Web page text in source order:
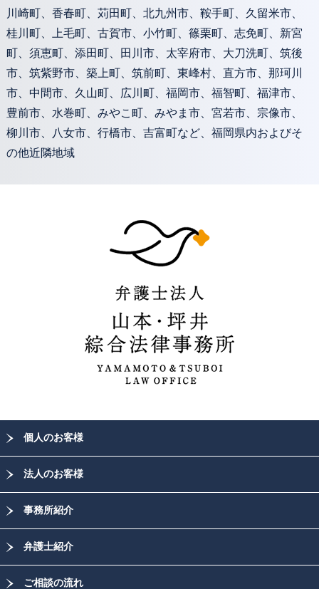
川崎町、香春町、苅田町、北九州市、鞍手町、久留米市、
桂川町、上毛町、古賀市、小竹町、篠栗町、志免町、新宮
町、須恵町、添田町、田川市、太宰府市、大刀洗町、筑後
市、筑紫野市、築上町、筑前町、東峰村、直方市、那珂川
市、中間市、久山町、広川町、福岡市、福智町、福津市、
豊前市、水巻町、みやこ町、みやま市、宮若市、宗像市、
柳川市、八女市、行橋市、吉富町など、福岡県内およびそ
の他近隣地域
個人のお客様
法人のお客様
事務所紹介
弁護士紹介
ご相談の流れ